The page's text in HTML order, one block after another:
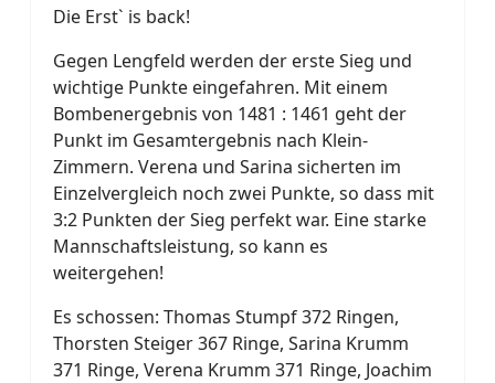
Die Erst` is back!
Gegen Lengfeld werden der erste Sieg und
wichtige Punkte eingefahren. Mit einem
Bombenergebnis von 1481 : 1461 geht der
Punkt im Gesamtergebnis nach Klein-
Zimmern. Verena und Sarina sicherten im
Einzelvergleich noch zwei Punkte, so dass mit
3:2 Punkten der Sieg perfekt war. Eine starke
Mannschaftsleistung, so kann es
weitergehen!
Es schossen: Thomas Stumpf 372 Ringen,
Thorsten Steiger 367 Ringe, Sarina Krumm
371 Ringe, Verena Krumm 371 Ringe, Joachim